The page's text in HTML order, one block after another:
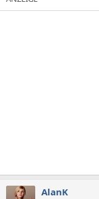
AlanK